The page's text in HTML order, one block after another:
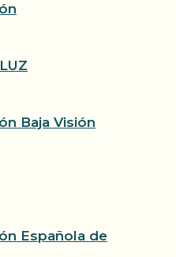
Baja Visión
Española de